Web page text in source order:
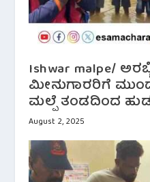
Ishwar malpe/
ಮೀನುಗಾರರಿಗೆ
ಮಲ್ಪೆ ತಂಡದಿಂದ
August 2, 2025